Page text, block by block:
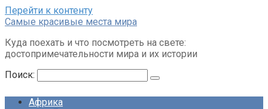
Перейти к контенту
Cамые красивые места мира
Куда поехать и что посмотреть на свете:
достопримечательности мира и их истории
Поиск:
Африка